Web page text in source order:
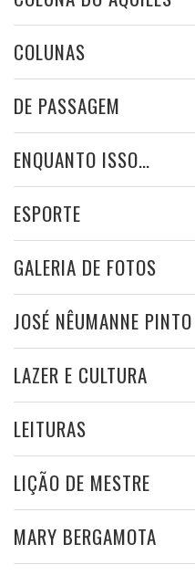
COLUNAS
DE PASSAGEM
ENQUANTO ISSO…
ESPORTE
GALERIA DE FOTOS
JOSÉ NÊUMANNE PINTO
LAZER E CULTURA
LEITURAS
LIÇÃO DE MESTRE
MARY BERGAMOTA